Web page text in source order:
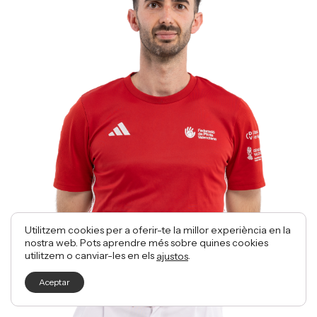
Utilitzem cookies per a oferir-te la millor experiència en la
nostra web. Pots aprendre més sobre quines cookies
utilitzem o canviar-les en els ajustos
Aceptar